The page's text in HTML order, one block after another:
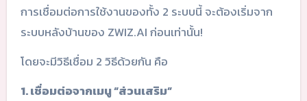
การเชื่อมต่อการใช้งานของทั้ง 2 ระบบนี้ จะต้องเริ่มจาก
ระบบหลังบ้านของ ZWIZ.AI ก่อนเท่านั้น!
โดยจะมีวิธีเชื่อม 2 วิธีด้วยกัน คือ
1. เชื่อมต่อจากเมนู “ส่วนเสริม”